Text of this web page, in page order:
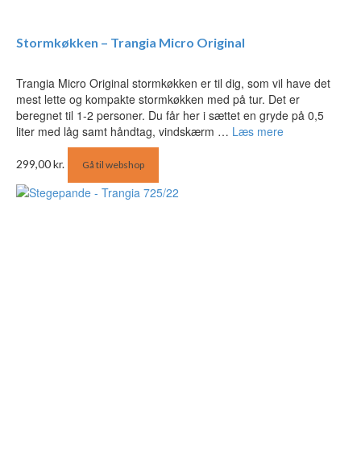
Stormkøkken – Trangia Micro Original
Trangia Micro Original stormkøkken er til dig, som vil have det
mest lette og kompakte stormkøkken med på tur. Det er
beregnet til 1-2 personer. Du får her i sættet en gryde på 0,5
liter med låg samt håndtag, vindskærm … Læs mere
299,00kr. Gå til webshop